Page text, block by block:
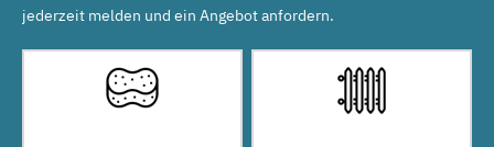
jederzeit melden und ein Angebot anfordern.